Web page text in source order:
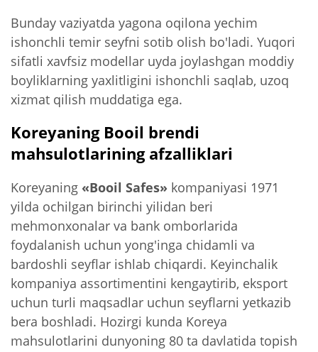
Bunday vaziyatda yagona oqilona yechim
ishonchli temir seyfni sotib olish bo'ladi. Yuqori
sifatli xavfsiz modellar uyda joylashgan moddiy
boyliklarning yaxlitligini ishonchli saqlab, uzoq
xizmat qilish muddatiga ega.
Koreyaning Booil brendi
mahsulotlarining afzalliklari
Koreyaning «Booil Safes» kompaniyasi 1971
yilda ochilgan birinchi yilidan beri
mehmonxonalar va bank omborlarida
foydalanish uchun yong'inga chidamli va
bardoshli seyflar ishlab chiqardi. Keyinchalik
kompaniya assortimentini kengaytirib, eksport
uchun turli maqsadlar uchun seyflarni yetkazib
bera boshladi. Hozirgi kunda Koreya
mahsulotlarini dunyoning 80 ta davlatida topish